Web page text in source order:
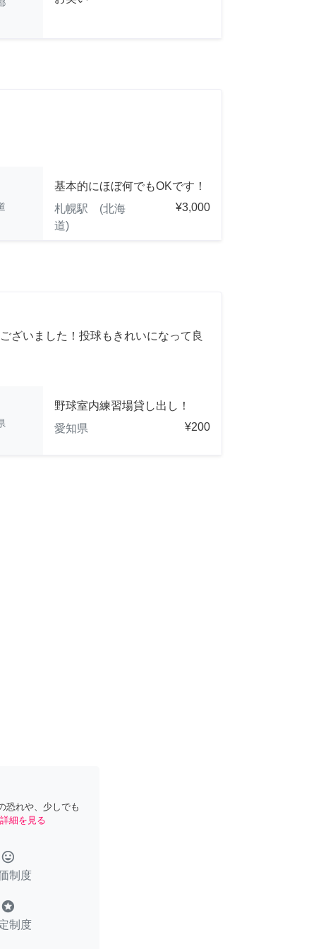
基本的にほぼ何でもOKです！
札幌駅 (北海
道)
¥3,000
ざいました！投球もきれいになって良
野球室内練習場貸し出し！
愛知県
¥200
恐れや、少しでも
詳細を見る
tag_faces
制度
stars
制度